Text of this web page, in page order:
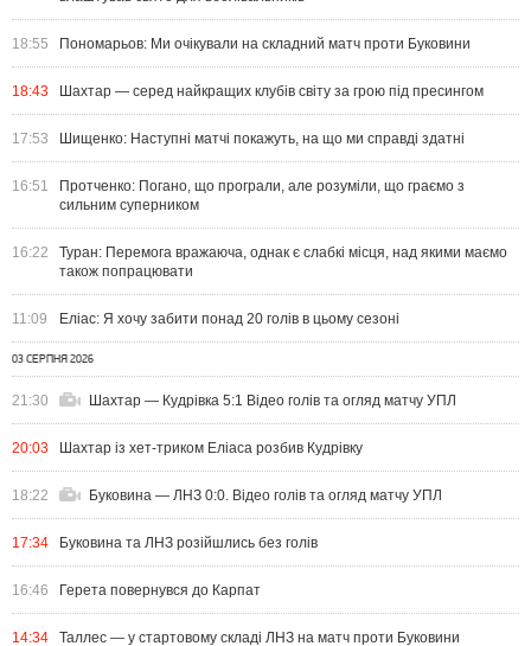
18:55 Пономарьов: Ми очікували на складний матч проти Буковини
18:43 Шахтар — серед найкращих клубів світу за грою під пресингом
17:53 Шищенко: Наступні матчі покажуть, на що ми справді здатні
16:51
Протченко: Погано, що програли, але розуміли, що граємо з
сильним суперником
16:22
Туран: Перемога вражаюча, однак є слабкі місця, над якими маємо
також попрацювати
11:09 Еліас: Я хочу забити понад 20 голів в цьому сезоні
03 СЕРПНЯ 2026
21:30 Шахтар — Кудрівка 5:1 Відео голів та огляд матчу УПЛ
20:03 Шахтар із хет-триком Еліаса розбив Кудрівку
18:22 Буковина — ЛНЗ 0:0. Відео голів та огляд матчу УПЛ
17:34 Буковина та ЛНЗ розійшлись без голів
16:46 Герета повернувся до Карпат
14:34 Таллес — у стартовому складі ЛНЗ на матч проти Буковини